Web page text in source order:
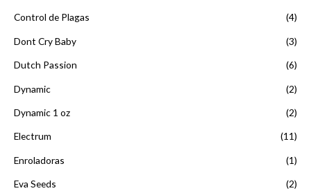
Control de Plagas (4)
Dont Cry Baby (3)
Dutch Passion (6)
Dynamic (2)
Dynamic 1 oz (2)
Electrum (11)
Enroladoras (1)
Eva Seeds (2)